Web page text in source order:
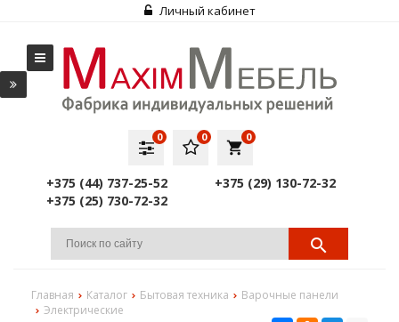
Личный кабинет
local_grocery_store
0
0
0
+375 (44) 737-25-52
+375 (29) 130-72-32
+375 (25) 730-72-32
Главная Каталог Бытовая техника
Варочные панели
Электрические